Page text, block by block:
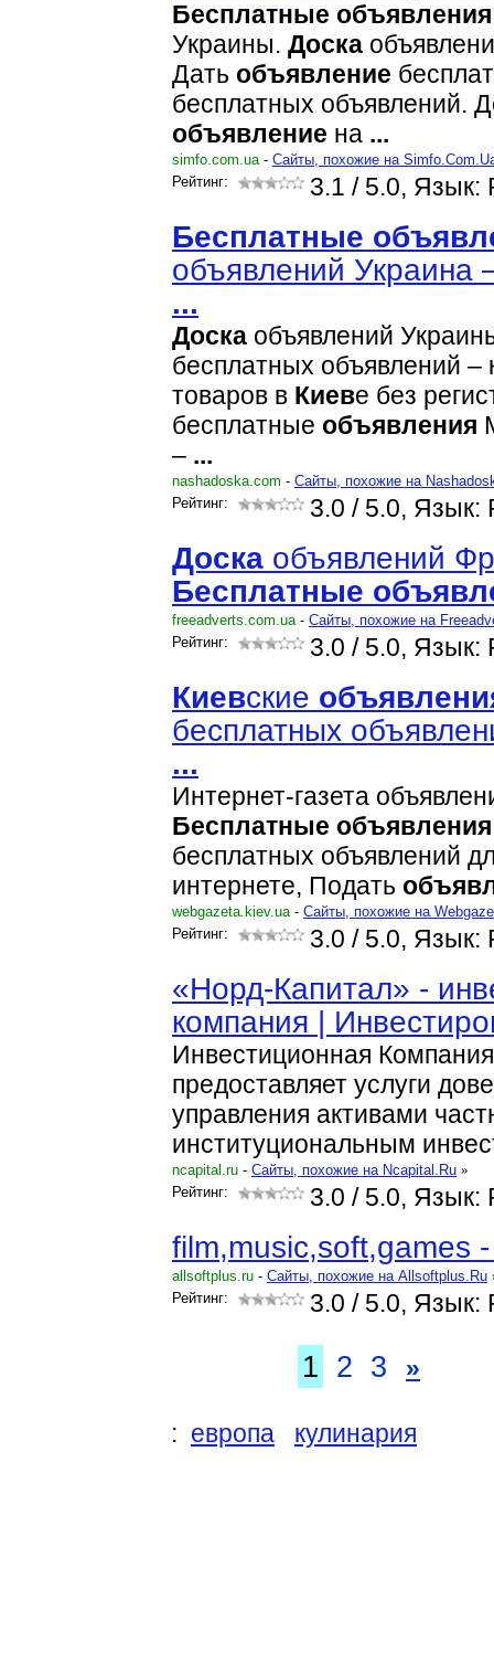
Бесплатные объявления
Украины. Доска
Дать объявление
бесплатных объявлений.
объявление на ...
simfo.com.ua- Cайты, похожие на
Рейтинг:
3.1 / 5.0, Язык:
Бесплатные
объявлений Украина
...
Доска объявлений
бесплатных объявлений –
товаров в Киеве без
бесплатные объявления
– ...
nashadoska.com - Cайты, похожие на
Рейтинг:
3.0 / 5.0, Язык:
Доска объявлений
Бесплатные
freeadverts.com.ua- Cайты, похожие на
Рейтинг:
3.0 / 5.0, Язык:
Киевские
бесплатных
...
Интернет-газета
Бесплатные объявления
бесплатных объявлений
интернете, Подать
webgazeta.kiev.ua- Cайты, похожие на
Рейтинг:
3.0 / 5.0, Язык:
«Норд-Капитал» -
компания |
Инвестиционная
предоставляет услуги
управления активами
институциональным
ncapital.ru - Cайты, похожие на Ncapital.Ru »
Рейтинг:
3.0 / 5.0, Язык:
film,music,soft,games
allsoftplus.ru - Cайты, похожие на Allsoftplus.Ru
Рейтинг:
3.0 / 5.0, Язык:
1 2 3 »
: европа кулинария